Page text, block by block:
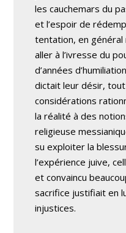
les cauchemars du
et l’espoir de
tentation, en
aller à l’ivresse du
d’années
dictait leur désir,
considérations
la réalité à des
religieuse
su exploiter la
l’expérience juive,
et convaincu
sacrifice justifiait en
injustices.